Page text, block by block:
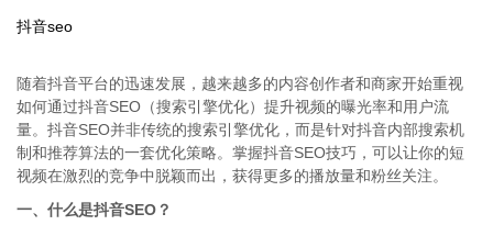
抖音seo
随着抖音平台的迅速发展，越来越多的内容创作者和商家开始重视
如何通过抖音SEO（搜索引擎优化）提升视频的曝光率和用户流
量。抖音SEO并非传统的搜索引擎优化，而是针对抖音内部搜索机
制和推荐算法的一套优化策略。掌握抖音SEO技巧，可以让你的短
视频在激烈的竞争中脱颖而出，获得更多的播放量和粉丝关注。
一、什么是抖音SEO？